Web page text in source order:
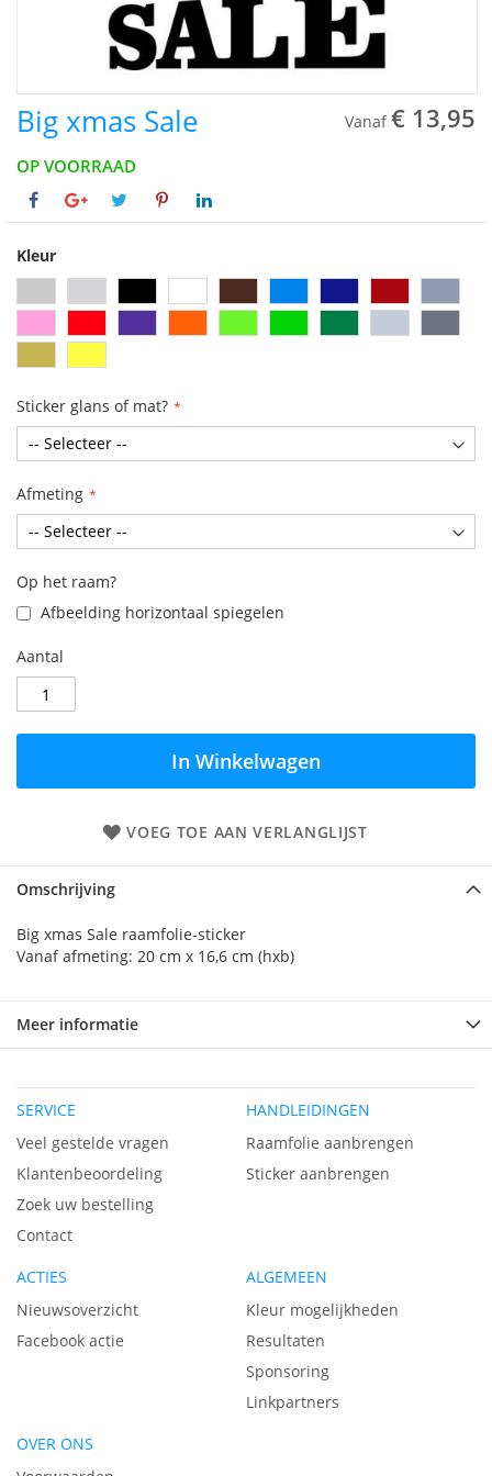
Big xmas Sale Vanaf € 13,95
OP VOORRAAD
Kleur
Sticker glans of mat?
Afmeting
Op het raam?
Afbeelding horizontaal spiegelen
Aantal
In Winkelwagen
VOEG TOE AAN VERLANGLIJST
Omschrijving
Big xmas Sale raamfolie-sticker
Vanaf afmeting: 20 cm x 16,6 cm (hxb)
Meer informatie
SERVICE
Veel gestelde vragen
Klantenbeoordeling
Zoek uw bestelling
Contact
HANDLEIDINGEN
Raamfolie aanbrengen
Sticker aanbrengen
ACTIES
Nieuwsoverzicht
Facebook actie
ALGEMEEN
Kleur mogelijkheden
Resultaten
Sponsoring
Linkpartners
OVER ONS